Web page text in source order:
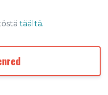
täältä.